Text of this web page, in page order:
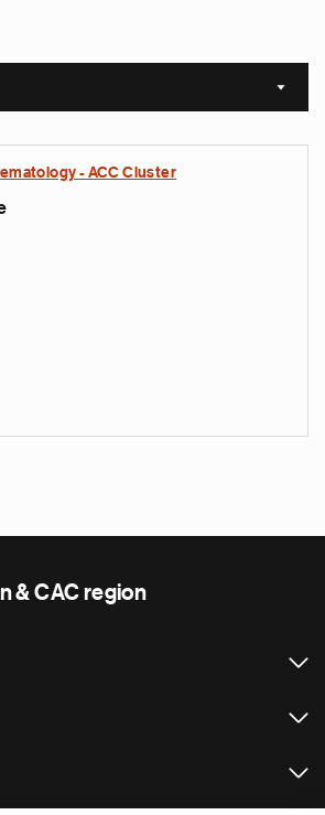
Sort
- ACC Cluster
& CAC region